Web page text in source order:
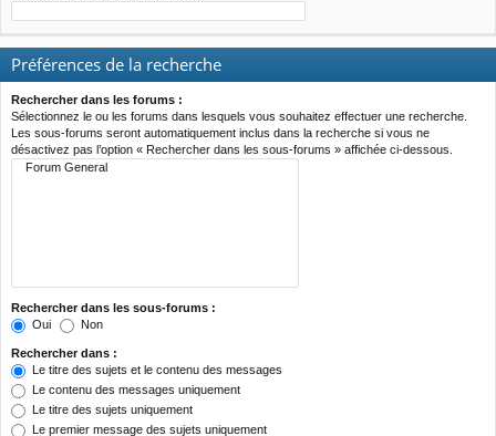
Préférences de la recherche
Rechercher dans les forums :
Sélectionnez le ou les forums dans lesquels vous souhaitez effectuer une recherche.
Les sous-forums seront automatiquement inclus dans la recherche si vous ne
désactivez pas l’option « Rechercher dans les sous-forums » affichée ci-dessous.
Rechercher dans les sous-forums :
Oui
Non
Rechercher dans :
Le titre des sujets et le contenu des messages
Le contenu des messages uniquement
Le titre des sujets uniquement
Le premier message des sujets uniquement